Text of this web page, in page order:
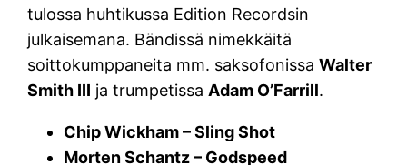
tulossa huhtikussa Edition Recordsin
julkaisemana. Bändissä nimekkäitä
soittokumppaneita mm. saksofonissaWalter
Smith III ja trumpetissa Adam O’Farrill.
Chip Wickham – Sling Shot
Morten Schantz – Godspeed